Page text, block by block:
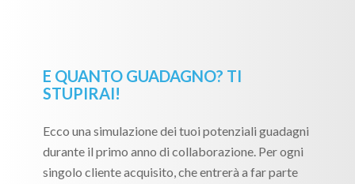
E QUANTO GUADAGNO? TI
STUPIRAI!
Ecco una simulazione dei tuoi potenziali guadagni
durante il primo anno di collaborazione. Per ogni
singolo cliente acquisito, che entrerà a far parte